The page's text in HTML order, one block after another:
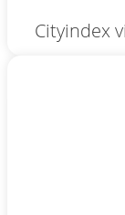
Cityindex